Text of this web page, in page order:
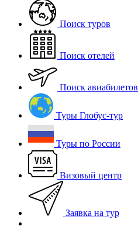
Поиск туров
Поиск отелей
Поиск авиабилетов
Туры Глобус-тур
Туры по России
Визовый центр
Заявка на тур